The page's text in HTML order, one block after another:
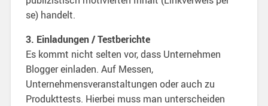
se) handelt.
3. Einladungen / Testberichte
Es kommt nicht selten vor, dass Unternehmen
Blogger einladen. Auf Messen,
Unternehmensveranstaltungen oder auch zu
Produkttests. Hierbei muss man unterscheiden